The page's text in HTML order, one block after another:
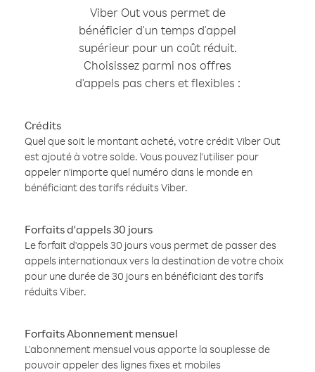
Viber Out vous permet de
bénéficier d'un temps d'appel
supérieur pour un coût réduit.
Choisissez parmi nos offres
d'appels pas chers et flexibles :
Crédits
Quel que soit le montant acheté, votre crédit Viber Out
est ajouté à votre solde. Vous pouvez l'utiliser pour
appeler n'importe quel numéro dans le monde en
bénéficiant des tarifs réduits Viber.
Forfaits d'appels 30 jours
Le forfait d'appels 30 jours vous permet de passer des
appels internationaux vers la destination de votre choix
pour une durée de 30 jours en bénéficiant des tarifs
réduits Viber.
Forfaits Abonnement mensuel
L'abonnement mensuel vous apporte la souplesse de
pouvoir appeler des lignes fixes et mobiles